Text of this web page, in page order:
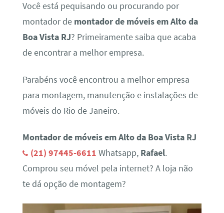
Você está pequisando ou procurando por
montador de montador de móveis em Alto da
Boa Vista RJ? Primeiramente saiba que acaba
de encontrar a melhor empresa.
Parabéns você encontrou a melhor empresa
para montagem, manutenção e instalações de
móveis do Rio de Janeiro.
Montador de móveis em Alto da Boa Vista RJ
(21) 97445-6611 Whatsapp, Rafael.
Comprou seu móvel pela internet? A loja não
te dá opção de montagem?